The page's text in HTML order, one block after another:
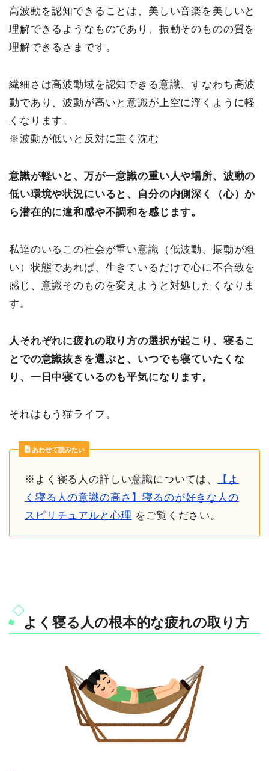
高波動を認知できることは、美しい音楽を美しいと
理解できるようなものであり、振動そのものの質を
理解できるさまです。
繊細さは高波動域を認知できる意識、すなわち高波
動であり、波動が高いと意識が上空に浮くように軽
くなります 。
※波動が低いと反対に重く沈む
意識が軽いと、万が一意識の重い人や場所、波動の
低い環境や状況にいると、自分の内側深く（心）か
ら潜在的に違和感や不調和を感じます。
私達のいるこの社会が重い意識（低波動、振動が粗
い）状態であれば、生きているだけで心に不合致を
感じ、意識そのものを変えようと対処したくなりま
す。
人それぞれに疲れの取り方の選択が起こり、寝るこ
とでの意識抜きを選ぶと、いつでも寝ていたくな
り、一日中寝ているのも平気になります。
それはもう猫ライフ。
あわせて読みたい
※よく寝る人の詳しい意識については、
【よ
く寝る人の意識の高さ】寝るのが好きな人の
スピリチュアルと心理 をご覧ください。
よく寝る人の根本的な疲れの取り方